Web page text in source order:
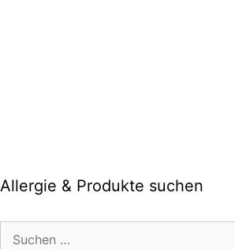
Allergie & Produkte suchen